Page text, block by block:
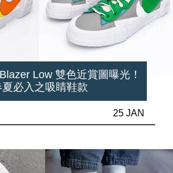
Low 雙色近賞圖曝光！
夏必入之吸睛鞋款
25 JAN